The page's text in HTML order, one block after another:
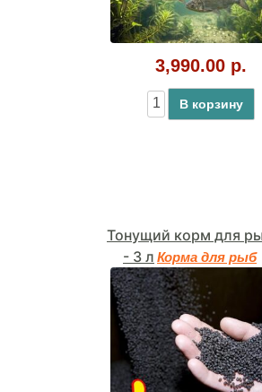
3,990.00 р.
В корзину
Тонущий корм для
- 3 л Корма для рыб